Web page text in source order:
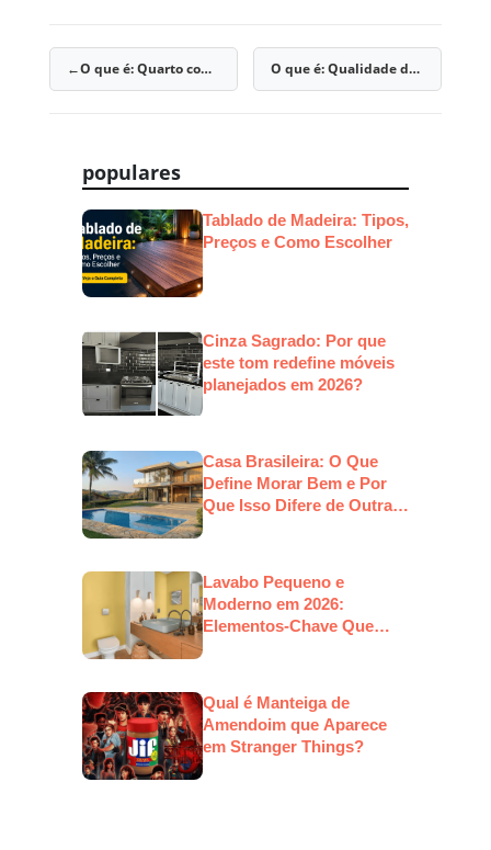
Navegação
Post
O que é: Quarto com Vista para o Jardim O que é: Qualidade de Água para Piscinas
populares
Tablado de Madeira: Tipos,
Preços e Como Escolher
Cinza Sagrado: Por que
este tom redefine móveis
planejados em 2026?
Casa Brasileira: O Que
Define Morar Bem e Por
Que Isso Difere de Outras
Lavabo Pequeno e
Moderno em 2026:
Elementos-Chave Que
Qual é Manteiga de
Amendoim que Aparece
em Stranger Things?